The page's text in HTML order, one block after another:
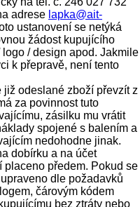
adrese lapka@ait-
ustanovení se netýká
žádost kupujícího
/ design apod. Jakmile
k přepravě, není tento
odeslané zboží převzít z
za povinnost tuto
zásilku mu vrátit
spojené s balením a
nedohodne jinak.
dobírku a na účet
předem. Pokud se
dle požadavků
čárovým kódem
bez ztráty nebo